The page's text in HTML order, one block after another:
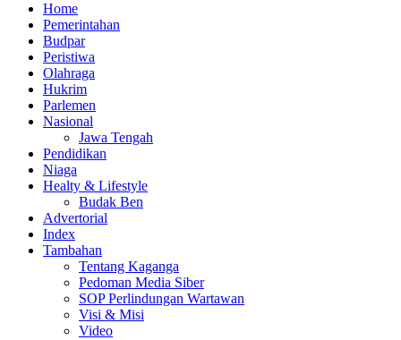
Home
Pemerintahan
Budpar
Peristiwa
Olahraga
Hukrim
Parlemen
Nasional
Jawa Tengah
Pendidikan
Niaga
Healty & Lifestyle
Budak Ben
Advertorial
Index
Tambahan
Tentang Kaganga
Pedoman Media Siber
SOP Perlindungan Wartawan
Visi & Misi
Video